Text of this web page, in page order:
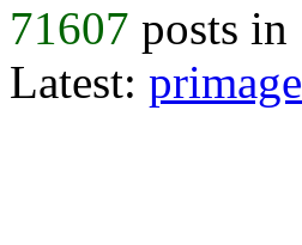
71607 posts in
Latest: